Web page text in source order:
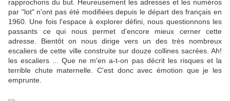
rapprochons du but. Heureusement les adresses et les numéros
par "lot" n'ont pas été modifiées depuis le départ des français en
1960. Une fois l'espace à explorer défini, nous questionnons les
passants ce qui nous permet d'encore mieux cerner cette
adresse. Bientôt on nous dirige vers un des très nombreux
escaliers de cette ville construite sur douze collines sacrées. Ah!
les escaliers ... Que ne m'en a-t-on pas décrit les risques et la
terrible chute maternelle. C'est donc avec émotion que je les
emprunte.